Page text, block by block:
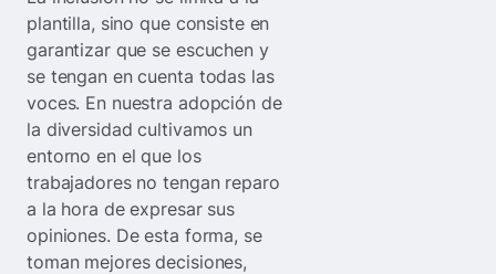
plantilla, sino que consiste en
garantizar que se escuchen y
se tengan en cuenta todas las
voces. En nuestra adopción de
la diversidad cultivamos un
entorno en el que los
trabajadores no tengan reparo
a la hora de expresar sus
opiniones. De esta forma, se
toman mejores decisiones,